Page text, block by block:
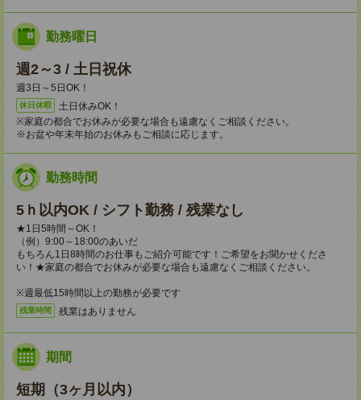
勤務曜日
週2～3 / 土日祝休
週3日～5日OK！
休日休暇
土日休みOK！
※家庭の都合でお休みが必要な場合も遠慮なくご相談ください。
※お盆や年末年始のお休みもご相談に応じます。
勤務時間
5ｈ以内OK / シフト勤務 / 残業なし
★1日5時間～OK！
（例）9:00～18:00のあいだ
もちろん1日8時間のお仕事もご紹介可能です！ご希望をお聞かせくださ
い！★家庭の都合でお休みが必要な場合も遠慮なくご相談ください。
※週最低15時間以上の勤務が必要です
残業時間 残業はありません
期間
短期（3ヶ月以内）